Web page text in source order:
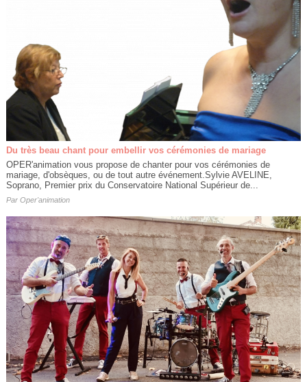
Du très beau chant pour embellir vos cérémonies de mariage
OPER'animation vous propose de chanter pour vos cérémonies de
mariage, d'obsèques, ou de tout autre événement.Sylvie AVELINE,
Soprano, Premier prix du Conservatoire National Supérieur de...
Par Oper'animation